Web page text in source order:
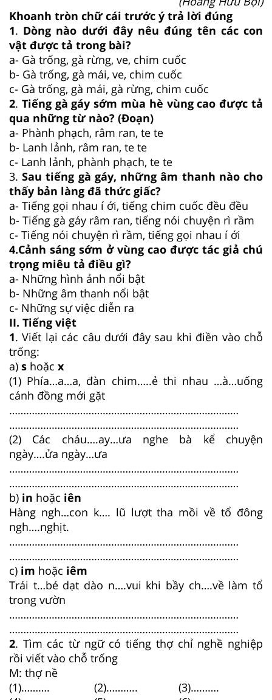
Khoanh tròn chữ cái trước ý trả lời đúng
1. Dòng nào dưới đây nêu đúng tên các con
vật được tả trong bài?
a- Gà trống, gà rừng, ve, chim cuốc
b- Gà trống, gà mái, ve, chim cuốc
c- Gà trống, gà mái, gà rừng, chim cuốc
2. Tiếng gà gáy sớm mùa hè vùng cao được tả
qua những từ nào? (Đoạn)
a- Phành phạch, râm ran, te te
b- Lanh lảnh, râm ran, te te
c- Lanh lảnh, phành phạch, te te
3.Sau tiếng gà gáy, những âm thanh nào cho
thấy bản làng đã thức giấc?
a- Tiếng gọi nhau í ới, tiếng chim cuốc đều đều
b- Tiếng gà gáy râm ran, tiếng nói chuyện rì rầm
c- Tiếng nói chuyện rì rầm, tiếng gọi nhau í ới
4.Cảnh sáng sớm ở vùng cao được tác giả chú
trọng miêu tả điều gì?
a- Những hình ảnh nổi bật
b- Những âm thanh nổi bật
c- Những sự việc diễn ra
II. Tiếng việt
1. Viết lại các câu dưới đây sau khi điền vào chỗ
trống:
a) s hoặc x
(1) Phía…a…a, đàn chim…..ẻ thi nhau …à…uống
cánh đồng mới gặt
………………………………………………………………………
………………………………………………………………………
(2) Các cháu….ay…ưa nghe bà kể chuyện
ngày….ửa ngày…ưa
………………………………………………………………………
………………………………………………………………………
b) in hoặc iên
Hàng ngh…con k…. lũ lượt tha mồi về tổ đông
ngh….nghịt.
………………………………………………………………………
………………………………………………………………………
c) im hoặc iêm
Trái t…bé dạt dào n….vui khi bầy ch….về làm tổ
trong vườn
………………………………………………………………………
………………………………………………………………………
2. Tìm các từ ngữ có tiếng thợ chỉ nghề nghiệp
rồi viết vào chỗ trống
M: thợ nề
(1)……….
(2)………..
(3)……….